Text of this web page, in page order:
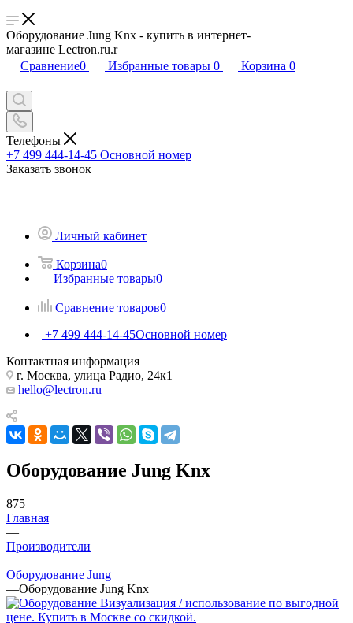
Оборудование Jung Knx - купить в интернет-
магазине Lectron.ru.r
Сравнение0 Избранные товары 0 Корзина 0
Телефоны
+7 499 444-14-45 Основной номер
Заказать звонок
Личный кабинет
Корзина0
Избранные товары0
Сравнение товаров0
+7 499 444-14-45Основной номер
Контактная информация
г. Москва, улица Радио, 24к1
hello@lectron.ru
Оборудование Jung Knx
875
Главная
—
Производители
—
Оборудование Jung
—Оборудование Jung Knx